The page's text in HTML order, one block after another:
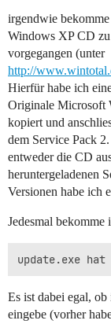
irgendwie
Windows XP CD
vorgegangen (unter
http://
Hierfür habe ich
Originale Microsoft
kopiert und
dem Service Pack
entweder die CD
heruntergeladenen
Versionen habe ich
Jedesmal bekomme
Es ist dabei egal,
eingebe (vorher